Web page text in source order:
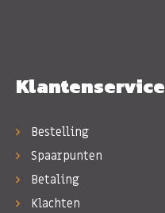
Klantenservice
Bestelling
Spaarpunten
Betaling
Klachten